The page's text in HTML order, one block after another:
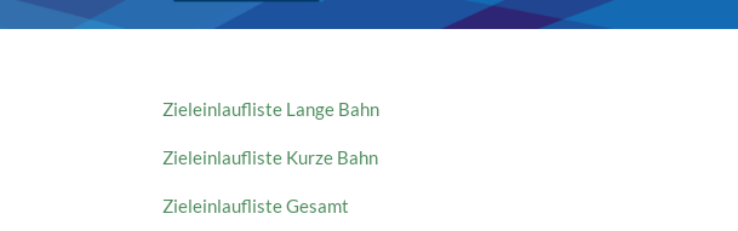
Zieleinlaufliste Lange Bahn
Zieleinlaufliste Kurze Bahn
Zieleinlaufliste Gesamt